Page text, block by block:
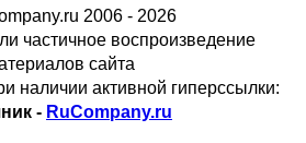
2006 - 2026
частичное воспроизведение
сайта
наличии активной гиперссылки:
- RuCompany.ru